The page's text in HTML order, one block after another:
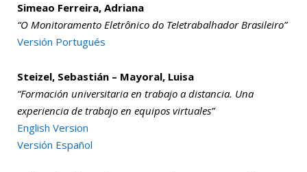
Simeao Ferreira, Adriana
“O Monitoramento Eletrônico do Teletrabalhador Brasileiro”
Versión Portugués
Steizel, Sebastián – Mayoral, Luisa
“Formación universitaria en trabajo a distancia. Una
experiencia de trabajo en equipos virtuales”
English Version
Versión Español